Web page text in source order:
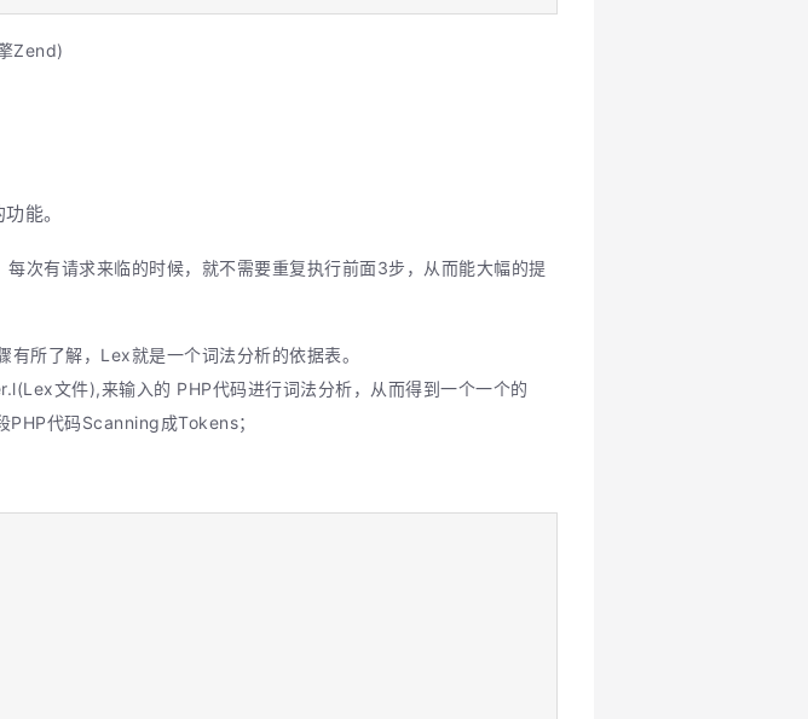
Zend)
能。
次有请求来临的时候，就不需要重复执行前面3步，从而能大幅的提
所了解，Lex就是一个词法分析的依据表。
文件),来输入的 PHP代码进行词法分析，从而得到一个一个的
代码Scanning成Tokens；